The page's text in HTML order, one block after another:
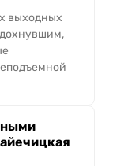
выходных